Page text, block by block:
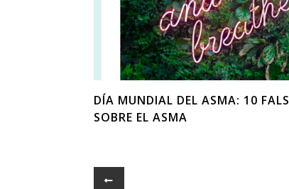
DÍA MUNDIAL DEL ASMA: 10
SOBRE EL ASMA